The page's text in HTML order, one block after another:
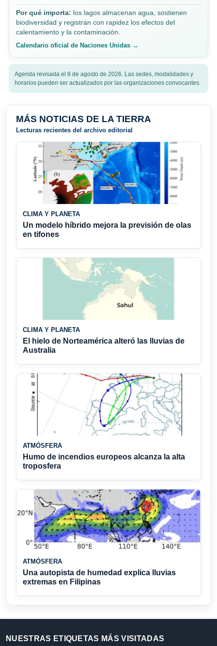
Por qué importa: los lagos almacenan agua, sostienen
biodiversidad y registran con rapidez los efectos del
calentamiento y la contaminación.
Calendario oficial de Naciones Unidas →
Agenda revisada el 8 de agosto de 2026. Las sedes, modalidades y
horarios pueden ser actualizados por las organizaciones convocantes.
MÁS NOTICIAS DE LA TIERRA
Lecturas recientes del archivo editorial
CLIMA Y PLANETA
Un modelo híbrido mejora la previsión de olas
en tifones
CLIMA Y PLANETA
El hielo de Norteamérica alteró las lluvias de
Australia
ATMÓSFERA
Humo de incendios europeos alcanza la alta
troposfera
ATMÓSFERA
Una autopista de humedad explica lluvias
extremas en Filipinas
NUESTRAS ETIQUETAS MÁS VISITADAS